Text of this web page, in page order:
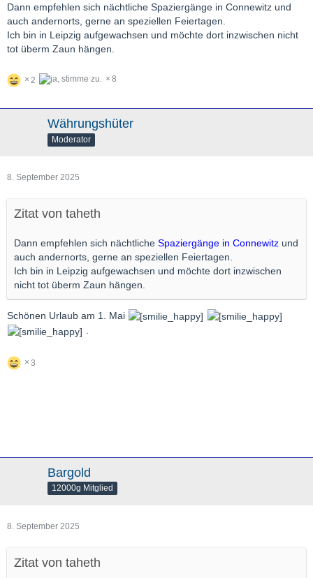
Dann empfehlen sich nächtliche Spaziergänge in Connewitz und
auch andernorts, gerne an speziellen Feiertagen.
Ich bin in Leipzig aufgewachsen und möchte dort inzwischen nicht
tot überm Zaun hängen.
2 8
Währungshüter
Moderator
8. September 2025
Zitat von taheth
Dann empfehlen sich nächtliche Spaziergänge in Connewitz und
auch andernorts, gerne an speziellen Feiertagen.
Ich bin in Leipzig aufgewachsen und möchte dort inzwischen
nicht tot überm Zaun hängen.
Schönen Urlaub am 1. Mai
.
3
Bargold
12000g Mitglied
8. September 2025
Zitat von taheth